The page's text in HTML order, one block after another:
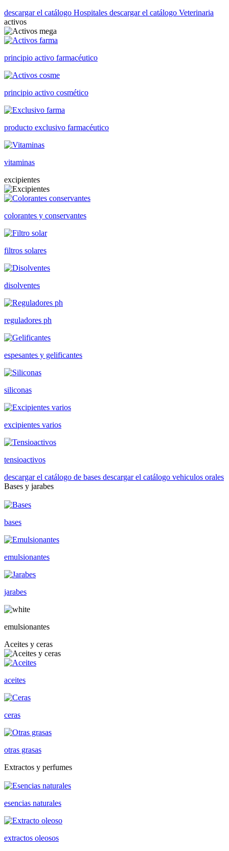
descargar el catálogo Hospitales descargar el catálogo Veterinaria
activos
principio activo farmacéutico
principio activo cosmético
producto exclusivo farmacéutico
vitaminas
excipientes
colorantes y conservantes
filtros solares
disolventes
reguladores ph
espesantes y gelificantes
siliconas
excipientes varios
tensioactivos
descargar el catálogo de bases descargar el catálogo vehiculos orales
Bases y jarabes
bases
emulsionantes
jarabes
emulsionantes
Aceites y ceras
aceites
ceras
otras grasas
Extractos y perfumes
esencias naturales
extractos oleosos